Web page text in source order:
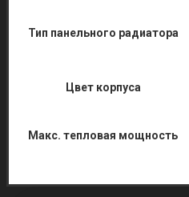
Тип панельного радиатора
Цвет корпуса
Макс. тепловая мощность